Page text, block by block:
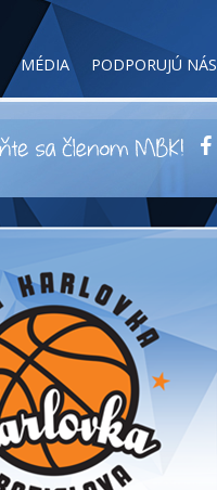
MÉDIA PODPORUJÚ NÁS